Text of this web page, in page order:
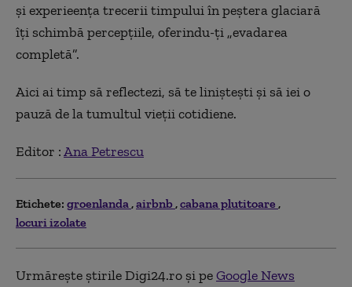
și experieența trecerii timpului în peștera glaciară
îți schimbă percepțiile, oferindu-ți „evadarea
completă”.
Aici ai timp să reflectezi, să te liniștești și să iei o
pauză de la tumultul vieții cotidiene.
Editor :Ana Petrescu
Etichete: groenlanda airbnb cabana plutitoare
locuri izolate
Urmărește știrile Digi24.ro și peGoogle News